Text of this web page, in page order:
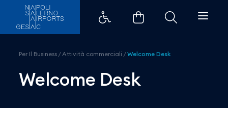
Welcome Desk - Aeroporti di
Per Il Business /Attività commerciali /Welcome Desk
Welcome Desk